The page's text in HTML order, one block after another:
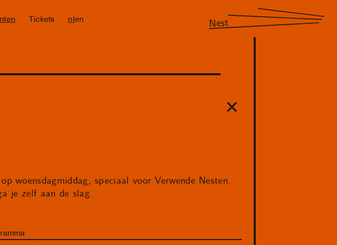
Tickets nl en Nest
woensdagmiddag, speciaal voor Verwende Nesten.
je zelf aan de slag.